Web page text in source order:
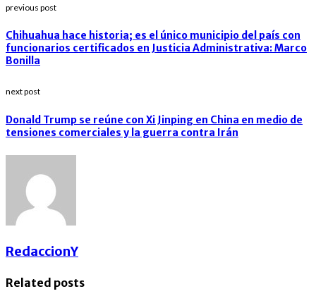
previous post
Chihuahua hace historia; es el único municipio del país con
funcionarios certificados en Justicia Administrativa: Marco
Bonilla
next post
Donald Trump se reúne con Xi Jinping en China en medio de
tensiones comerciales y la guerra contra Irán
RedaccionY
Related posts